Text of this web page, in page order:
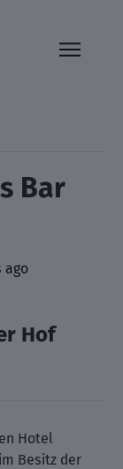
Bar
ago
Hof
Hotel
Besitz der